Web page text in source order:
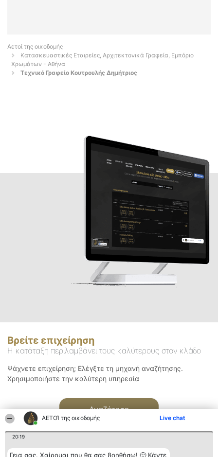
ΑΕΤΟΊ της οικοδομής Live chat
20:19
Γεια σας. Χαίρομαι που θα σας βοηθήσω! 🙂 Κάντε
Αετοί της οικοδομής
Κατασκευαστικές Εταιρείες, Αρχιτεκτονικά Γραφεία, Εμπόριο
Χρωμάτων - Αθήνα
Τεχνικό Γραφείο Κουτρουλής Δημήτριος
Βρείτε επιχείρηση
Η κατάταξη περιλαμβάνει τους καλύτερους στον κλάδο
Ψάχνετε επιχείρηση; Ελέγξτε τη μηχανή αναζήτησης.
Χρησιμοποιήστε την καλύτερη υπηρεσία
Αναζήτηση